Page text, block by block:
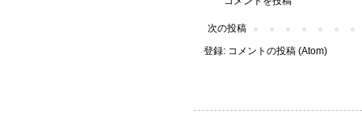
次の投稿
登録: コメントの投稿 (Atom)